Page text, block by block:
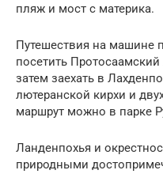
пляж и мост с материка.
Путешествия на машине
посетить
затем заехать в
лютеранской кирхи и
маршрут можно в парке
Ланденпохья и
природными